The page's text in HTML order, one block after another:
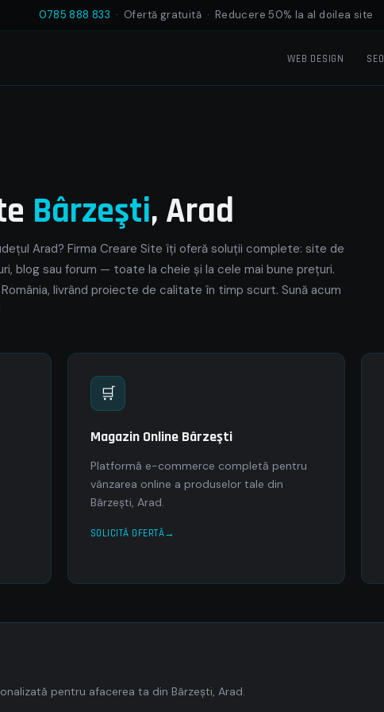
0785 888 833 · Ofertă gratuită · Reducere 50% la al doilea site
WEB DESIGN SEO
Bârzeşti, Arad
Arad? Firma Creare Site îți oferă soluții complete: site de
blog sau forum — toate la cheie și la cele mai bune prețuri.
livrând proiecte de calitate în timp scurt. Sună acum
🛒
Magazin Online Bârzeşti
Platformă e-commerce completă pentru
vânzarea online a produselor tale din
Bârzeşti, Arad.
SOLICITĂ OFERTĂ
pentru afacerea ta din Bârzeşti, Arad.